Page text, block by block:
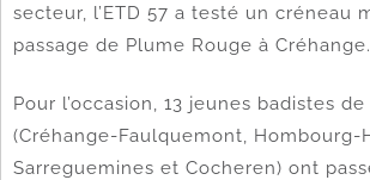
secteur, l’ETD 57 a testé un créneau
passage de Plume Rouge à Créhange.
Pour l’occasion, 13 jeunes badistes
(Créhange-Faulquemont, Hombourg-
Sarreguemines et Cocheren) ont